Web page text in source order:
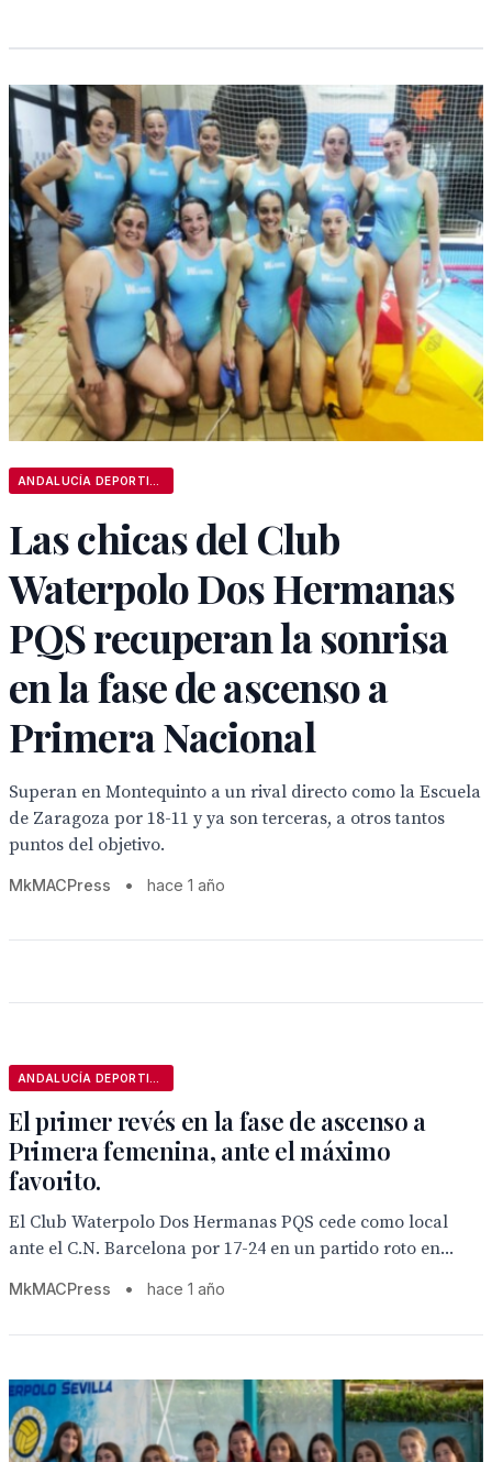
Las chicas del Club
Waterpolo Dos Hermanas
PQS recuperan la sonrisa
en la fase de ascenso a
Primera Nacional
Superan en Montequinto a un rival directo como la Escuela
de Zaragoza por 18-11 y ya son terceras, a otros tantos
puntos del objetivo.
MkMACPress • hace 1 año
El primer revés en la fase de ascenso a
Primera femenina, ante el máximo
favorito.
El Club Waterpolo Dos Hermanas PQS cede como local
ante el C.N. Barcelona por 17-24 en un partido roto en...
MkMACPress • hace 1 año